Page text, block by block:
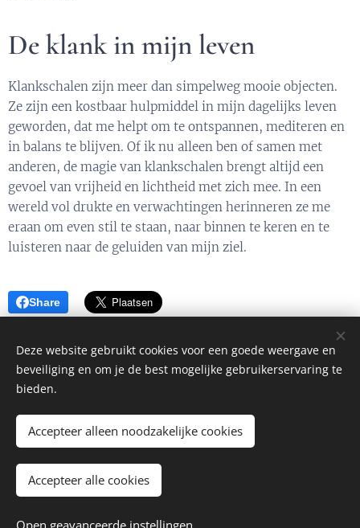
De klank in mijn leven
Klankschalen zijn meer dan simpelweg mooie objecten.
Ze zijn een kostbaar hulpmiddel in mijn dagelijks leven
geworden, dat me helpt om te ontspannen, mediteren en
in balans te blijven. Of ik nu alleen ben of samen met
anderen, de magie van klankschalen brengt altijd een
gevoel van vrijheid en lichtheid met zich mee. In een
wereld vol drukte en verwachtingen herinneren ze me
eraan om even stil te staan, naar binnen te keren en te
luisteren naar de geluiden van mijn ziel.
Share
info@cloostercruijt.nl
www.cloostercruijt.nl
KvK nr. 08199135
Deze website gebruikt cookies voor een goede weergave en
beveiliging en om je de best mogelijke gebruikerservaring te
bieden.
Accepteer alleen noodzakelijke cookies
Accepteer alle cookies
Open geavanceerde instellingen